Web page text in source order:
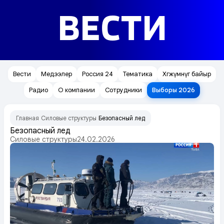
ВЕСТИ
Вести Медээлер Россия 24 Тематика
Хөгжүмнүг байыр
Радио
О компании Сотрудники Выборы 2026
Главная Силовые структуры Безопасный лед
Безопасный лед
Силовые структуры24.02.2026